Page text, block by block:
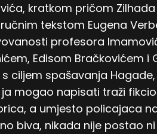
kratkom pričom
tekstom Eugena
profesora
Edisom Bračkovićem i
s ciljem spašavanja
ja mogao napisati traži
a umjesto policajaca
biva, nikada nije postao